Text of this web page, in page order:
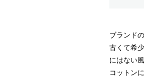
ブランド
古くて希
にはない
コットン